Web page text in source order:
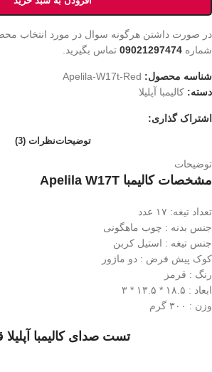
در صورت داشتن هرگونه سوال در مورد انتخاب
شماره 09021297474 تماس بگیرید.
شناسه محصول: Apelila-W17t-Red
دسته: کالیمبا آپلیلا
اشتراک گذاری:
توضیحاتنظرات (3)
توضیحات
مشخصات کالیمبا Apelila W17T
تعداد تیغه: ۱۷ عدد
جنس بدنه : چوب ماهگونی
جنس تیغه : استیل کربن
کوک پیش فرض : دو ماژور
رنگ : قرمز
ابعاد : ۱۸.۵ * ۱۳.۵ * ۳
وزن : ۳۰۰ گرم
تست صدای کالیمبا آپلیلا